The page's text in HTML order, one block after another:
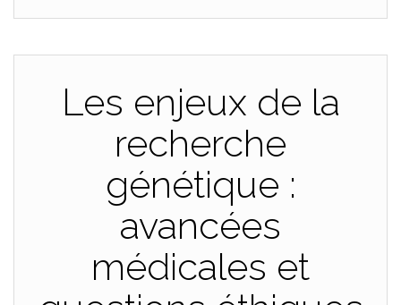
Les enjeux de la
recherche
génétique :
avancées
médicales et